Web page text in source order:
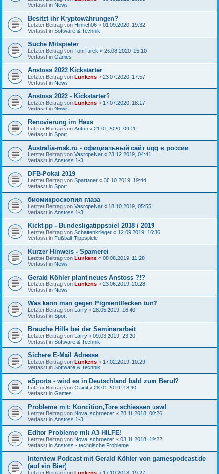
Verfasst in News
Besitzt ihr Kryptowährungen?
Letzter Beitrag von Hinrich06 « 01.09.2020, 19:32
Verfasst in Software & Technik
Suche Mitspieler
Letzter Beitrag von ToniTurek « 26.08.2020, 15:10
Verfasst in Games
Anstoss 2022 Kickstarter
Letzter Beitrag von Lunkens « 23.07.2020, 17:57
Verfasst in News
Anstoss 2022 - Kickstarter?
Letzter Beitrag von Lunkens « 17.07.2020, 18:17
Verfasst in News
Renovierung im Haus
Letzter Beitrag von Anton « 21.01.2020, 09:11
Verfasst in Sport
Australia-msk.ru - официальный сайт ugg в россии
Letzter Beitrag von VasropeNar « 23.12.2019, 04:41
Verfasst in Anstoss 1-3
DFB-Pokal 2019
Letzter Beitrag von Spartaner « 30.10.2019, 19:44
Verfasst in Sport
биомикроскопия глаза
Letzter Beitrag von VasropeNar « 18.10.2019, 05:55
Verfasst in Anstoss 1-3
Kicktipp - Bundesligatippspiel 2018 / 2019
Letzter Beitrag von Schattenkrieger « 12.09.2019, 16:36
Verfasst in Fußball-Tippspiele
Kurzer Hinweis - Spamerei
Letzter Beitrag von Lunkens « 08.08.2019, 11:28
Verfasst in News
Gerald Köhler plant neues Anstoss ?!?
Letzter Beitrag von Lunkens « 23.06.2019, 20:28
Verfasst in News
Was kann man gegen Pigmentflecken tun?
Letzter Beitrag von Larry « 28.05.2019, 16:40
Verfasst in Sport
Brauche Hilfe bei der Seminararbeit
Letzter Beitrag von Larry « 09.03.2019, 23:20
Verfasst in Software & Technik
Sichere E-Mail Adresse
Letzter Beitrag von Lunkens « 17.02.2019, 10:29
Verfasst in Software & Technik
eSports - wird es in Deutschland bald zum Beruf?
Letzter Beitrag von Gainit « 28.01.2019, 18:40
Verfasst in Games
Probleme mit: Kondition,Tore schiessen usw!
Letzter Beitrag von Nova_schroeder « 28.11.2018, 00:26
Verfasst in Anstoss 1-3
Editor Probleme mit A3 HILFE!
Letzter Beitrag von Nova_schroeder « 03.11.2018, 19:22
Verfasst in Anstoss - technische Probleme
Interview Podcast mit Gerald Köhler von gamespodcast.de
(auf ein Bier)
Letzter Beitrag von Lunkens « 17.10.2018, 19:27